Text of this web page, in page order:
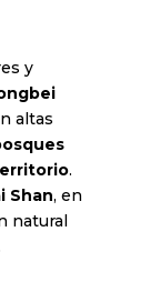
y
altas
.
Shan, en
natural